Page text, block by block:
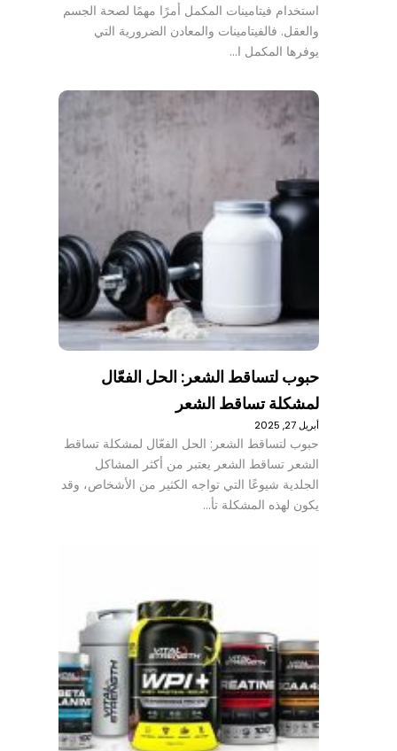
استخدام فيتامينات المكمل أمرًا مهمًا لصحة الجسم
والعقل. فالفيتامينات والمعادن الضرورية التي
يوفرها المكمل ا…
حبوب لتساقط الشعر: الحل الفعّال
لمشكلة تساقط الشعر
أبريل 27, 2025
حبوب لتساقط الشعر: الحل الفعّال لمشكلة تساقط
الشعر تساقط الشعر يعتبر من أكثر المشاكل
الجلدية شيوعًا التي تواجه الكثير من الأشخاص، وقد
يكون لهذه المشكلة تأ…